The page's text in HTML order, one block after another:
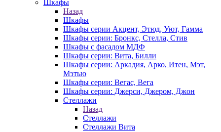
Шкафы
Назад
Шкафы
Шкафы серии Акцент, Этюд, Уют, Гамма
Шкафы серии: Бронкс, Стелла, Стив
Шкафы с фасадом МДФ
Шкафы серии: Вита, Билли
Шкафы серии: Аркадия, Арко, Итен, Мэт,
Мэтью
Шкафы серии: Вегас, Вега
Шкафы серии: Джерси, Джером, Джон
Стеллажи
Назад
Стеллажи
Стеллажи Вита